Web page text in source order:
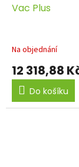
Vac Plus
Na objednání
12 318,88
Do košíku